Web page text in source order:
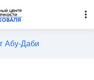
more_vert
Абу-Даби